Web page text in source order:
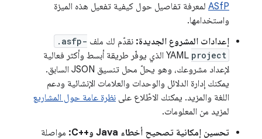
ASfP لمعرفة تفاصيل حول كيفية تفعيل هذه الميزة
واستخدامها.
إعدادات المشروع الجديدة: نقدّم لك ملف .asfp-
project
YAML الذي يوفّر طريقة أبسط وأكثر فعالية
لإعداد مشروعك، وهو يحلّ محل تنسيق JSON السابق.
يمكنك إدارة الدلائل والوحدات والعلامات الإنشائية ودعم
اللغة والمزيد. يمكنك الاطّلاع على نظرة عامة حول المشاريع
لمزيد من المعلومات.
تحسين إمكانية تصحيح أخطاء Java وC++‎:
مواصلة